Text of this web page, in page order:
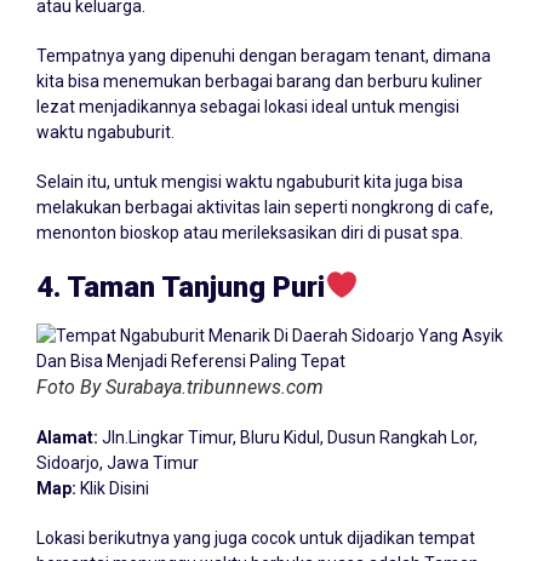
atau keluarga.
Tempatnya yang dipenuhi dengan beragam tenant, dimana
kita bisa menemukan berbagai barang dan berburu kuliner
lezat menjadikannya sebagai lokasi ideal untuk mengisi
waktu ngabuburit.
Selain itu, untuk mengisi waktu ngabuburit kita juga bisa
melakukan berbagai aktivitas lain seperti nongkrong di cafe,
menonton bioskop atau merileksasikan diri di pusat spa.
4. Taman Tanjung Puri
Foto By Surabaya.tribunnews.com
Alamat: Jln.Lingkar Timur, Bluru Kidul, Dusun Rangkah Lor,
Sidoarjo, Jawa Timur
Map: Klik Disini
Lokasi berikutnya yang juga cocok untuk dijadikan tempat